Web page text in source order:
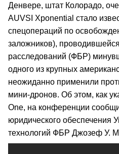
Денвере, штат Колорадо,
AUVSI Xponential стало
спецопераций по
заложников),
расследований (ФБР)
одного из крупных
неожиданно применили
мини-дронов. Об этом, как
One, на конференции
юридического обеспечения
технологий ФБР Джозеф У.